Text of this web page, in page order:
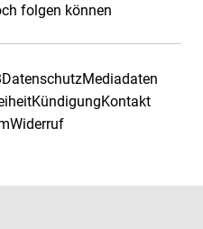
folgen können
DatenschutzMediadaten
KündigungKontakt
Widerruf